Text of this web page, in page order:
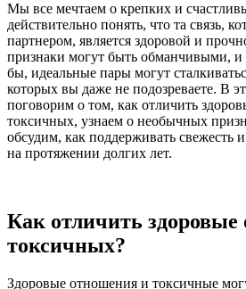
Мы все мечтаем о крепких и
действительно понять, что та связь,
партнером, является здоровой и
признаки могут быть обманчивыми, и
бы, идеальные пары могут
которых вы даже не подозреваете. В
поговорим о том, как отличить
токсичных, узнаем о необычных
обсудим, как поддерживать свежесть
на протяжении долгих лет.
Как отличить
токсичных?
Здоровые отношения и токсичные